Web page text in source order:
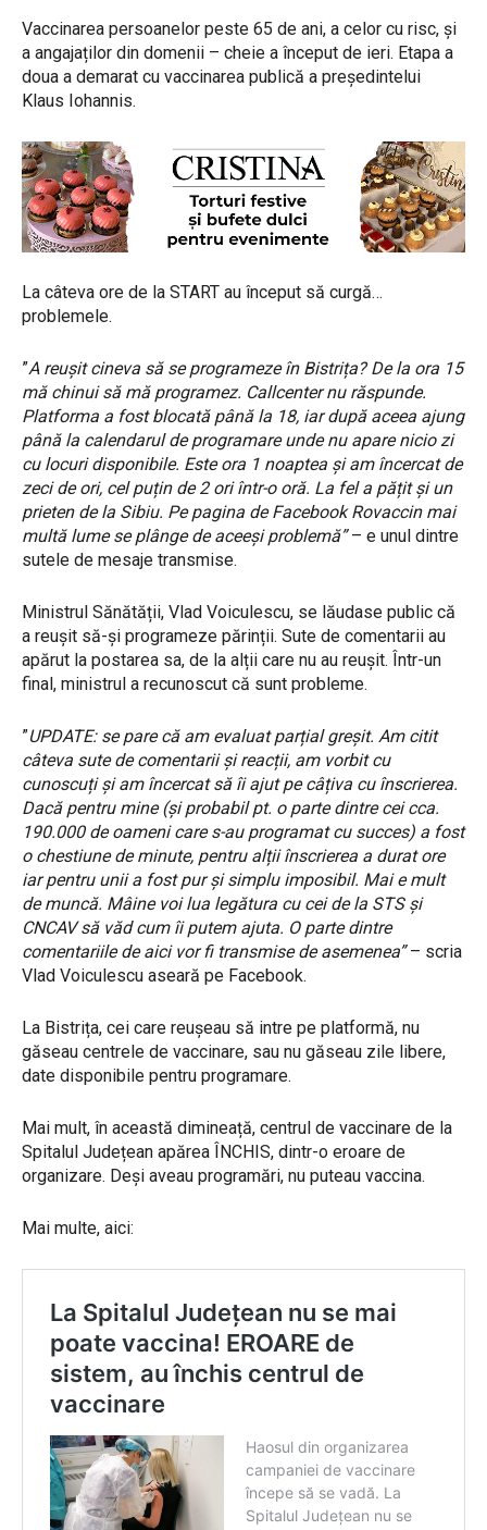
Vaccinarea persoanelor peste 65 de ani, a celor cu risc, și
a angajaților din domenii – cheie a început de ieri. Etapa a
doua a demarat cu vaccinarea publică a președintelui
Klaus Iohannis.
La câteva ore de la START au început să curgă…
problemele.
”A reușit cineva să se programeze în Bistrița? De la ora 15
mă chinui să mă programez. Callcenter nu răspunde.
Platforma a fost blocată până la 18, iar după aceea ajung
până la calendarul de programare unde nu apare nicio zi
cu locuri disponibile. Este ora 1 noaptea și am încercat de
zeci de ori, cel puțin de 2 ori într-o oră. La fel a pățit și un
prieten de la Sibiu. Pe pagina de Facebook Rovaccin mai
multă lume se plânge de aceeși problemă”– e unul dintre
sutele de mesaje transmise.
Ministrul Sănătății, Vlad Voiculescu, se lăudase public că
a reușit să-și programeze părinții. Sute de comentarii au
apărut la postarea sa, de la alții care nu au reușit. Într-un
final, ministrul a recunoscut că sunt probleme.
”UPDATE: se pare că am evaluat parțial greșit. Am citit
câteva sute de comentarii și reacții, am vorbit cu
cunoscuți și am încercat să îi ajut pe câțiva cu înscrierea.
Dacă pentru mine (și probabil pt. o parte dintre cei cca.
190.000 de oameni care s-au programat cu succes) a fost
o chestiune de minute, pentru alții înscrierea a durat ore
iar pentru unii a fost pur și simplu imposibil. Mai e mult
de muncă. Mâine voi lua legătura cu cei de la STS și
CNCAV să văd cum îi putem ajuta. O parte dintre
comentariile de aici vor fi transmise de asemenea”– scria
Vlad Voiculescu aseară pe Facebook.
La Bistrița, cei care reușeau să intre pe platformă, nu
găseau centrele de vaccinare, sau nu găseau zile libere,
date disponibile pentru programare.
Mai mult, în această dimineață, centrul de vaccinare de la
Spitalul Județean apărea ÎNCHIS, dintr-o eroare de
organizare. Deși aveau programări, nu puteau vaccina.
Mai multe, aici: